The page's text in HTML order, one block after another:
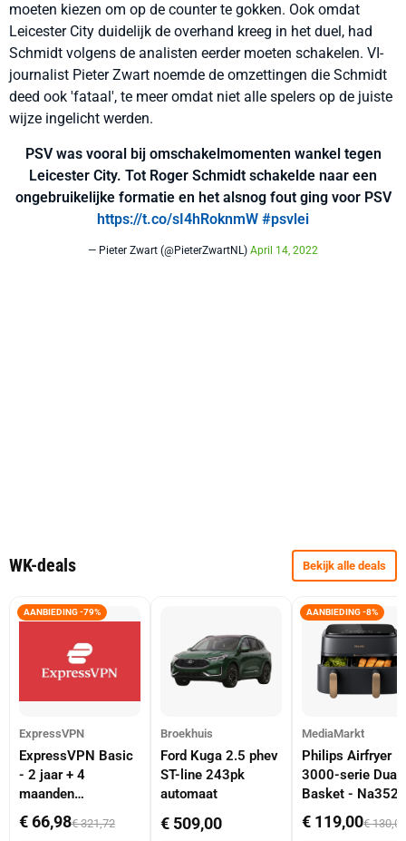
moeten kiezen om op de counter te gokken. Ook omdat
Leicester City duidelijk de overhand kreeg in het duel, had
Schmidt volgens de analisten eerder moeten schakelen. VI-
journalist Pieter Zwart noemde de omzettingen die Schmidt
deed ook 'fataal', te meer omdat niet alle spelers op de juiste
wijze ingelicht werden.
PSV was vooral bij omschakelmomenten wankel tegen
Leicester City. Tot Roger Schmidt schakelde naar een
ongebruikelijke formatie en het alsnog fout ging voor PSV
https://t.co/sI4hRoknmW #psvlei
— Pieter Zwart (@PieterZwartNL) April 14, 2022
WK-deals Bekijk alle deals
AANBIEDING -79%
ExpressVPN
ExpressVPN Basic
- 2 jaar + 4
maanden
abonnement
€ 66,98€ 321,72
Broekhuis
Ford Kuga 2.5 phev
ST-line 243pk
automaat
€ 509,00
AANBIEDING -8%
MediaMarkt
Philips Airfryer
3000-serie Dual
Basket -
Dubbele Mand 9
Tot 6 Personen
€ 119,00€ 130,00